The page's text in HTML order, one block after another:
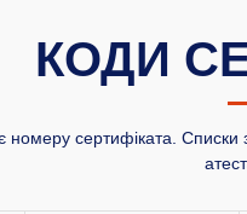
КОДИ
номеру сертифіката.